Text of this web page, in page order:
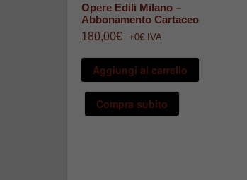
Opere Edili Milano –
Abbonamento Cartaceo
180,00€ +0€ IVA
Aggiungi al carrello
Compra subito